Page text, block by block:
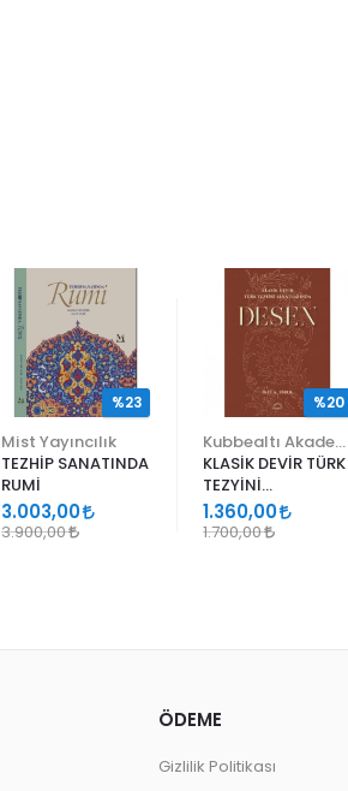
Mist Yayıncılık
TEZHİP SANATINDA
RUMİ
3.003,00
3.900,00
%23
KLASİK DEVİR TÜRK
TEZYİNİ
SANATLARINDA
DESEN
1.360,00
1.700,00
%20
ÖDEME
Gizlilik Politikası